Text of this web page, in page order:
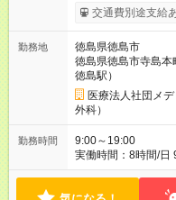
円＋各種手当とな
残業手当は1分単位で全額支給 【試用期間
があります。 雇用
給 210,000円以上
交通費別途支給
勤務地
徳島県徳島市
徳島県徳島市寺島本
徳島駅）
医療法人社団メ
外科）
勤務時間
9:00～19:00
実働時間：8時間/日
（クリニックにより